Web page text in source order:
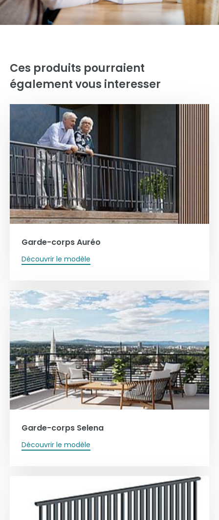
Ces produits pourraient
également vous interesser
Garde-corps Auréo
Découvrir le modèle
Garde-corps Selena
Découvrir le modèle